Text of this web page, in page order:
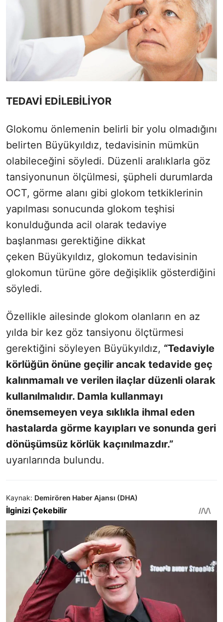
TEDAVİ EDİLEBİLİYOR
Glokomu önlemenin belirli bir yolu olmadığını
belirten Büyükyıldız, tedavisinin mümkün
olabileceğini söyledi. Düzenli aralıklarla göz
tansiyonunun ölçülmesi, şüpheli durumlarda
OCT, görme alanı gibi glokom tetkiklerinin
yapılması sonucunda glokom teşhisi
konulduğunda acil olarak tedaviye
başlanması gerektiğine dikkat
çeken Büyükyıldız, glokomun tedavisinin
glokomun türüne göre değişiklik gösterdiğini
söyledi.
Özellikle ailesinde glokom olanların en az
yılda bir kez göz tansiyonu ölçtürmesi
gerektiğini söyleyen Büyükyıldız, “Tedaviyle
körlüğün önüne geçilir ancak tedavide geç
kalınmamalı ve verilen ilaçlar düzenli olarak
kullanılmalıdır. Damla kullanmayı
önemsemeyen veya sıklıkla ihmal eden
hastalarda görme kayıpları ve sonunda geri
dönüşümsüz körlük kaçınılmazdır.”
uyarılarında bulundu.
Kaynak: Demirören Haber Ajansı (DHA)